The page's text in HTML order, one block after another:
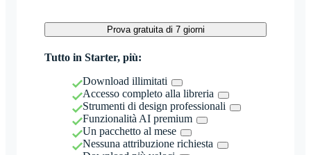
Prova gratuita di 7 giorni
Tutto in Starter, più:
Download illimitati
Accesso completo alla libreria
Strumenti di design professionali
Funzionalità AI premium
Un pacchetto al mese
Nessuna attribuzione richiesta